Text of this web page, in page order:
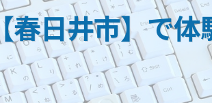
春日井市】で